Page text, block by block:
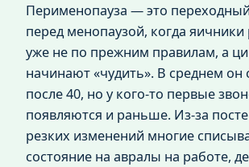
Перименопауза — это
перед менопаузой, когда
уже не по прежним правилам, а
начинают «чудить». В среднем он
после 40, но у кого‑то первые
появляются и раньше. Из‑за
резких изменений многие
состояние на авралы на работе,